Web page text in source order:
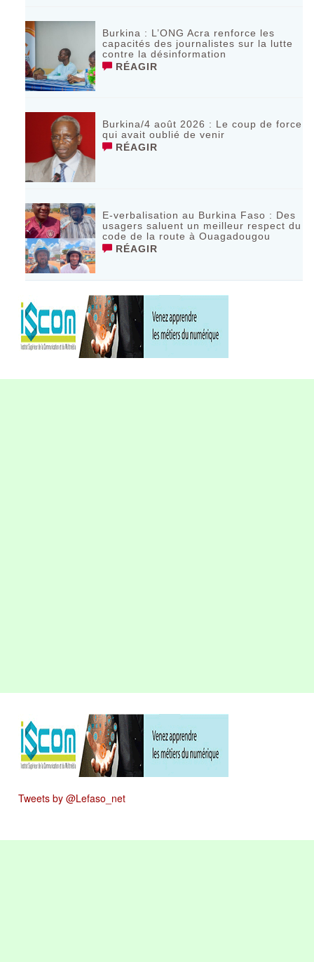
Burkina : L’ONG Acra renforce les
capacités des journalistes sur la lutte
contre la désinformation
RÉAGIR
Burkina/4 août 2026 : Le coup de force
qui avait oublié de venir
RÉAGIR
E-verbalisation au Burkina Faso : Des
usagers saluent un meilleur respect du
code de la route à Ouagadougou
RÉAGIR
Tweets by @Lefaso_net